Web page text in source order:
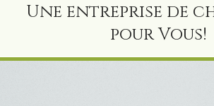
Une entreprise de
pour Vous!